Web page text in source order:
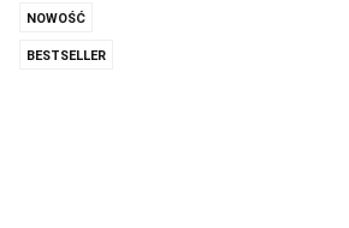
NOWOŚĆ
BESTSELLER